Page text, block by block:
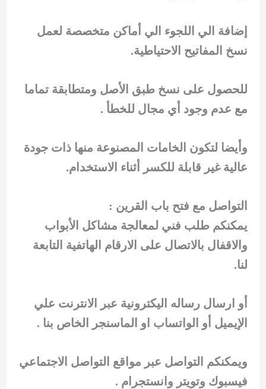
إضافة الي اللجوء الي أماكن متخصصة لعمل
نسخ المفاتيح الاحتياطية.
للحصول على نسخ طبق الأصل ومتطابقة تماما
مع عدم وجود أي مجال للخطأ .
وأيضا لتكون الخامات المصنوعة منها ذات جودة
عالية غير قابلة للكسر أثناء الاستخدام.
التواصل مع فتح باب القرين :
يمكنكم طلب فني لمعالجة مشاكل الأبواب
والاقفال بالاتصال على الارقام الهاتفية التابعة
لنا.
أو ارسال رساله اليكترونية عبر الانترنت علي
الإيميل أو الواتساب او الماسنجر الخاص بنا .
ويمكنكم التواصل عبر مواقع التواصل الاجتماعي
فيسبوك وتويتر وانستجرام .